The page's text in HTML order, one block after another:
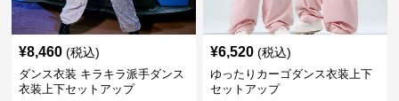
¥8,460 (税込)
ダンス衣装 キラキラ派手ダンス
衣装上下セットアップ
¥6,520 (税込)
ゆったりカーゴダンス衣装上下
セットアップ